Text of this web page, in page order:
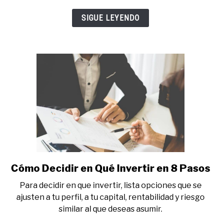
en
SIGUE LEYENDO
link
Cómo
Decidir
en
Cómo Decidir en Qué Invertir en 8 Pasos
Para decidir en que invertir, lista opciones que se
ajusten a tu perfil, a tu capital, rentabilidad y riesgo
similar al que deseas asumir.